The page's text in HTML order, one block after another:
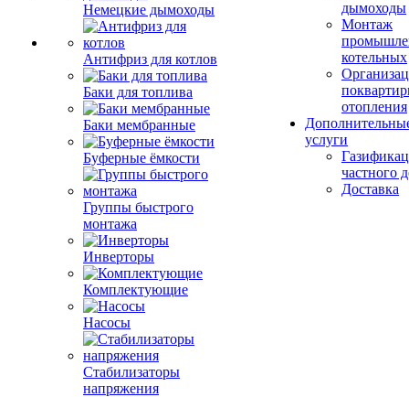
Немецкие дымоходы
Антифриз для котлов
Баки для топлива
Баки мембранные
Буферные ёмкости
Группы быстрого
монтажа
Инверторы
Комплектующие
Насосы
Стабилизаторы
напряжения
дымоходы
Монтаж
котельных
отопления
услуги
частного
Доставка